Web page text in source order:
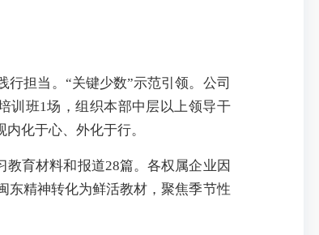
担当。“关键少数”示范引领。公司
训班1场，组织本部中层以上领导干
化于心、外化于行。
育材料和报道28篇。各权属企业因
东精神转化为鲜活教材，聚焦季节性